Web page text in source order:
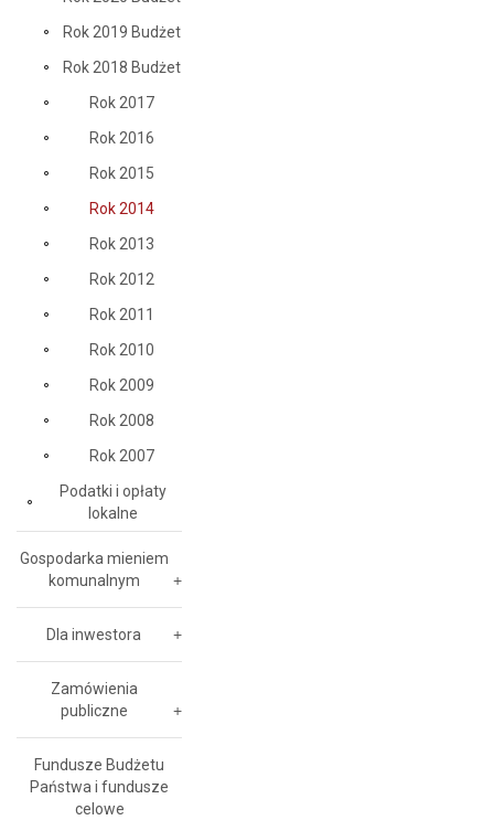
Rok 2019 Budżet
Rok 2018 Budżet
Rok 2017
Rok 2016
Rok 2015
Rok 2014
Rok 2013
Rok 2012
Rok 2011
Rok 2010
Rok 2009
Rok 2008
Rok 2007
Podatki i opłaty
lokalne
Gospodarka mieniem
komunalnym
Dla inwestora
Zamówienia
publiczne
Fundusze Budżetu
Państwa i fundusze
celowe